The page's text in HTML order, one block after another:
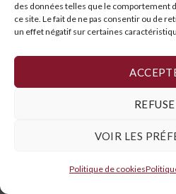
des données telles que le comportement
ce site. Le fait de ne pas consentir ou de
un effet négatif sur certaines
VOIR LES
Politique de cookies